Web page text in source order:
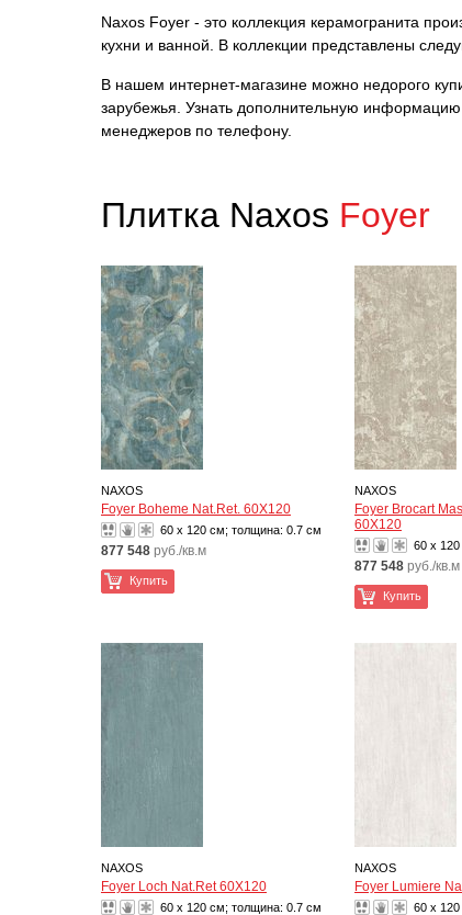
Naxos Foyer - это коллекция керамогранита
кухни и ванной. В коллекции представлены
В нашем интернет-магазине можно недорого
зарубежья. Узнать дополнительную
менеджеров по телефону.
Плитка Naxos Foyer
NAXOS
Foyer Boheme Nat.Ret. 60X120
60 x 120 см; толщина: 0.7 см
877 548 руб./кв.м
Купить
NAXOS
Foyer Brocart
60X120
60 x
877 548 руб./кв.м
Купить
NAXOS
Foyer Loch Nat.Ret 60X120
60 x 120 см; толщина: 0.7 см
NAXOS
Foyer Lumiere
60 x